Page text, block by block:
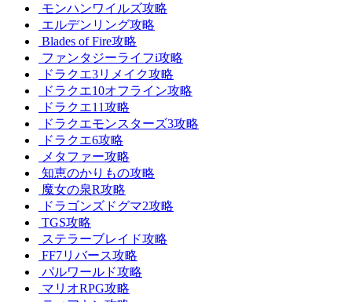
モンハンワイルズ攻略
エルデンリング攻略
Blades of Fire攻略
ファンタジーライフi攻略
ドラクエ3リメイク攻略
ドラクエ10オフライン攻略
ドラクエ11攻略
ドラクエモンスターズ3攻略
ドラクエ6攻略
メタファー攻略
知恵のかりもの攻略
魔女の泉R攻略
ドラゴンズドグマ2攻略
TGS攻略
ステラーブレイド攻略
FF7リバース攻略
パルワールド攻略
マリオRPG攻略